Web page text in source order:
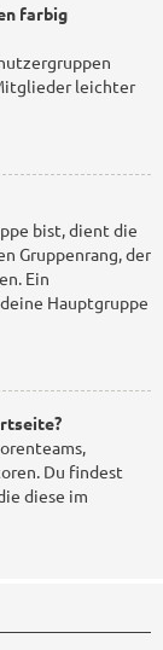
farbig
leichter
bist, dient die
Gruppenrang, der
Ein
Hauptgruppe
Du findest
diese im